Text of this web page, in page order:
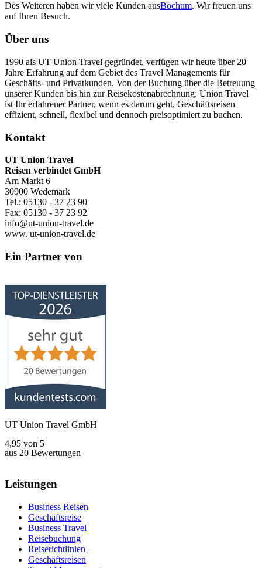
Des Weiteren haben wir viele Kunden ausBochum. Wir freuen uns
auf Ihren Besuch.
Über uns
1990 als UT Union Travel gegründet, verfügen wir heute über 20
Jahre Erfahrung auf dem Gebiet des Travel Managements für
Geschäfts- und Privatkunden. Von der Buchung über die Betreuung
unserer Kunden bis hin zur Reisekostenabrechnung: Union Travel
ist Ihr erfahrener Partner, wenn es darum geht, Geschäftsreisen
effizient, schnell, flexibel und dennoch preisoptimiert zu buchen.
Kontakt
UT Union Travel
Reisen verbindet GmbH
Am Markt 6
30900 Wedemark
Tel.: 05130 - 37 23 90
Fax: 05130 - 37 23 92
info@ut-union-travel.de
www. ut-union-travel.de
Ein Partner von
UT Union Travel GmbH
4,95 von 5
aus 20 Bewertungen
Leistungen
Business Reisen
Geschäftsreise
Business Travel
Reisebuchung
Reiserichtlinien
Geschäftsreisen